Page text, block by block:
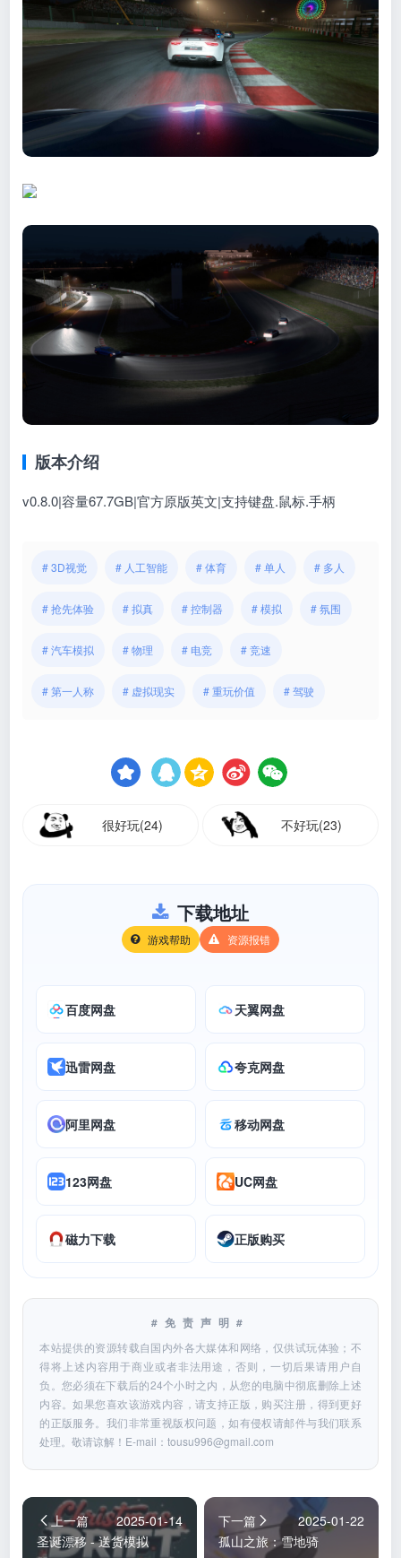
版本介绍
v0.8.0|容量67.7GB|官方原版英文|支持键盘.鼠标.手柄
# 3D视觉 # 人工智能 # 体育 # 单人 # 多人
# 抢先体验 # 拟真 # 控制器 # 模拟 # 氛围
# 汽车模拟 # 物理 # 电竞 # 竞速
# 第一人称 # 虚拟现实 # 重玩价值 # 驾驶
很好玩(24) 不好玩(23)
下载地址
游戏帮助 资源报错
百度网盘 天翼网盘
迅雷网盘 夸克网盘
阿里网盘 移动网盘
123网盘 UC网盘
磁力下载 正版购买
#免责声明#
本站提供的资源转载自国内外各大媒体和网络，仅供试玩体验；不
得将上述内容用于商业或者非法用途，否则，一切后果请用户自
负。您必须在下载后的24个小时之内，从您的电脑中彻底删除上述
内容。如果您喜欢该游戏内容，请支持正版，购买注册，得到更好
的正版服务。我们非常重视版权问题，如有侵权请邮件与我们联系
处理。敬请谅解！E-mail：tousu996@gmail.com
上一篇
2025-01-14
圣诞漂移 - 送货模拟
下一篇
2025-01-22
孤山之旅：雪地骑